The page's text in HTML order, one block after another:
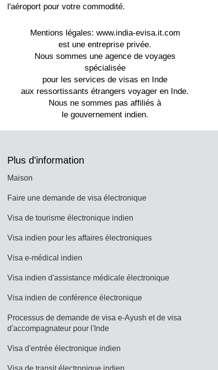
l'aéroport pour votre commodité.
Plus d'information
Maison
Faire une demande de visa électronique
Visa de tourisme électronique indien
Visa indien pour les affaires électroniques
Visa e-médical indien
Visa indien d'assistance médicale électronique
Visa indien de conférence électronique
Processus de demande de visa e-Ayush et de visa
d'accompagnateur pour l'Inde
Visa d'entrée électronique indien
Visa de transit électronique indien